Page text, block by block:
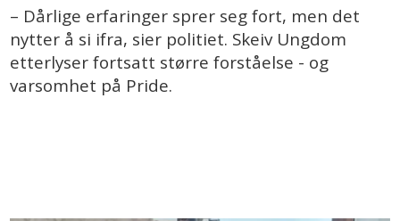
– Dårlige erfaringer sprer seg fort, men det
nytter å si ifra, sier politiet. Skeiv Ungdom
etterlyser fortsatt større forståelse - og
varsomhet på Pride.